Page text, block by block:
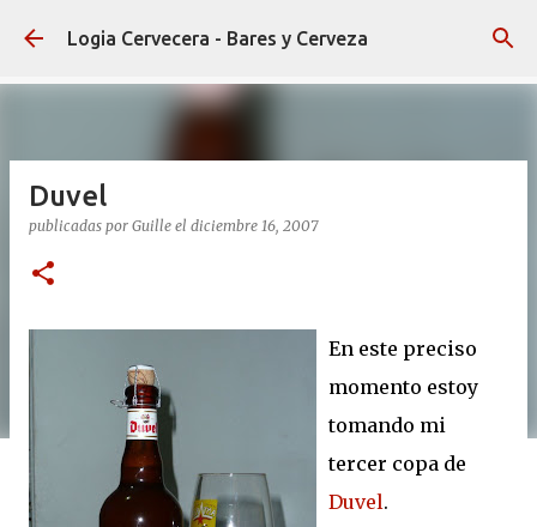
Ir al contenido principal
Logia Cervecera - Bares y Cerveza
Duvel
publicadas por Guille el diciembre 16, 2007
En este preciso
momento estoy
tomando mi
tercer copa de
Duvel.